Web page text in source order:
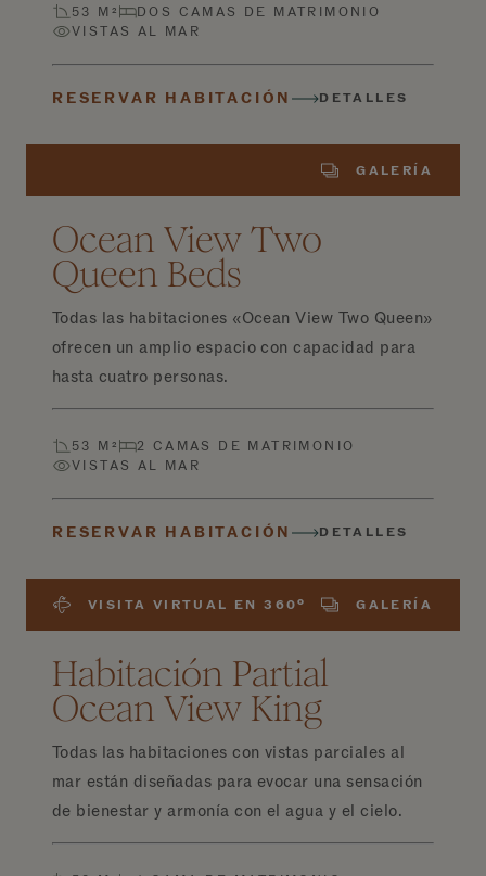
53 M²
DOS CAMAS DE MATRIMONIO
VISTAS AL MAR
RESERVAR HABITACIÓN DETALLES
GALERÍA
Ocean View Two
Queen Beds
Todas las habitaciones «Ocean View Two Queen»
ofrecen un amplio espacio con capacidad para
hasta cuatro personas.
53 M²
2 CAMAS DE MATRIMONIO
VISTAS AL MAR
RESERVAR HABITACIÓN DETALLES
VISITA VIRTUAL EN 360º GALERÍA
Habitación Partial
Ocean View King
Todas las habitaciones con vistas parciales al
mar están diseñadas para evocar una sensación
de bienestar y armonía con el agua y el cielo.